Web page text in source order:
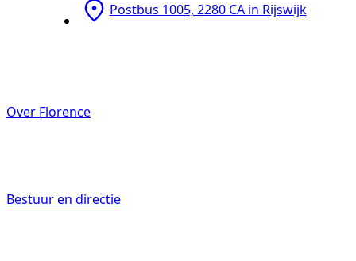
Postbus 1005, 2280 CA in Rijswijk
Over Florence
Bestuur en directie